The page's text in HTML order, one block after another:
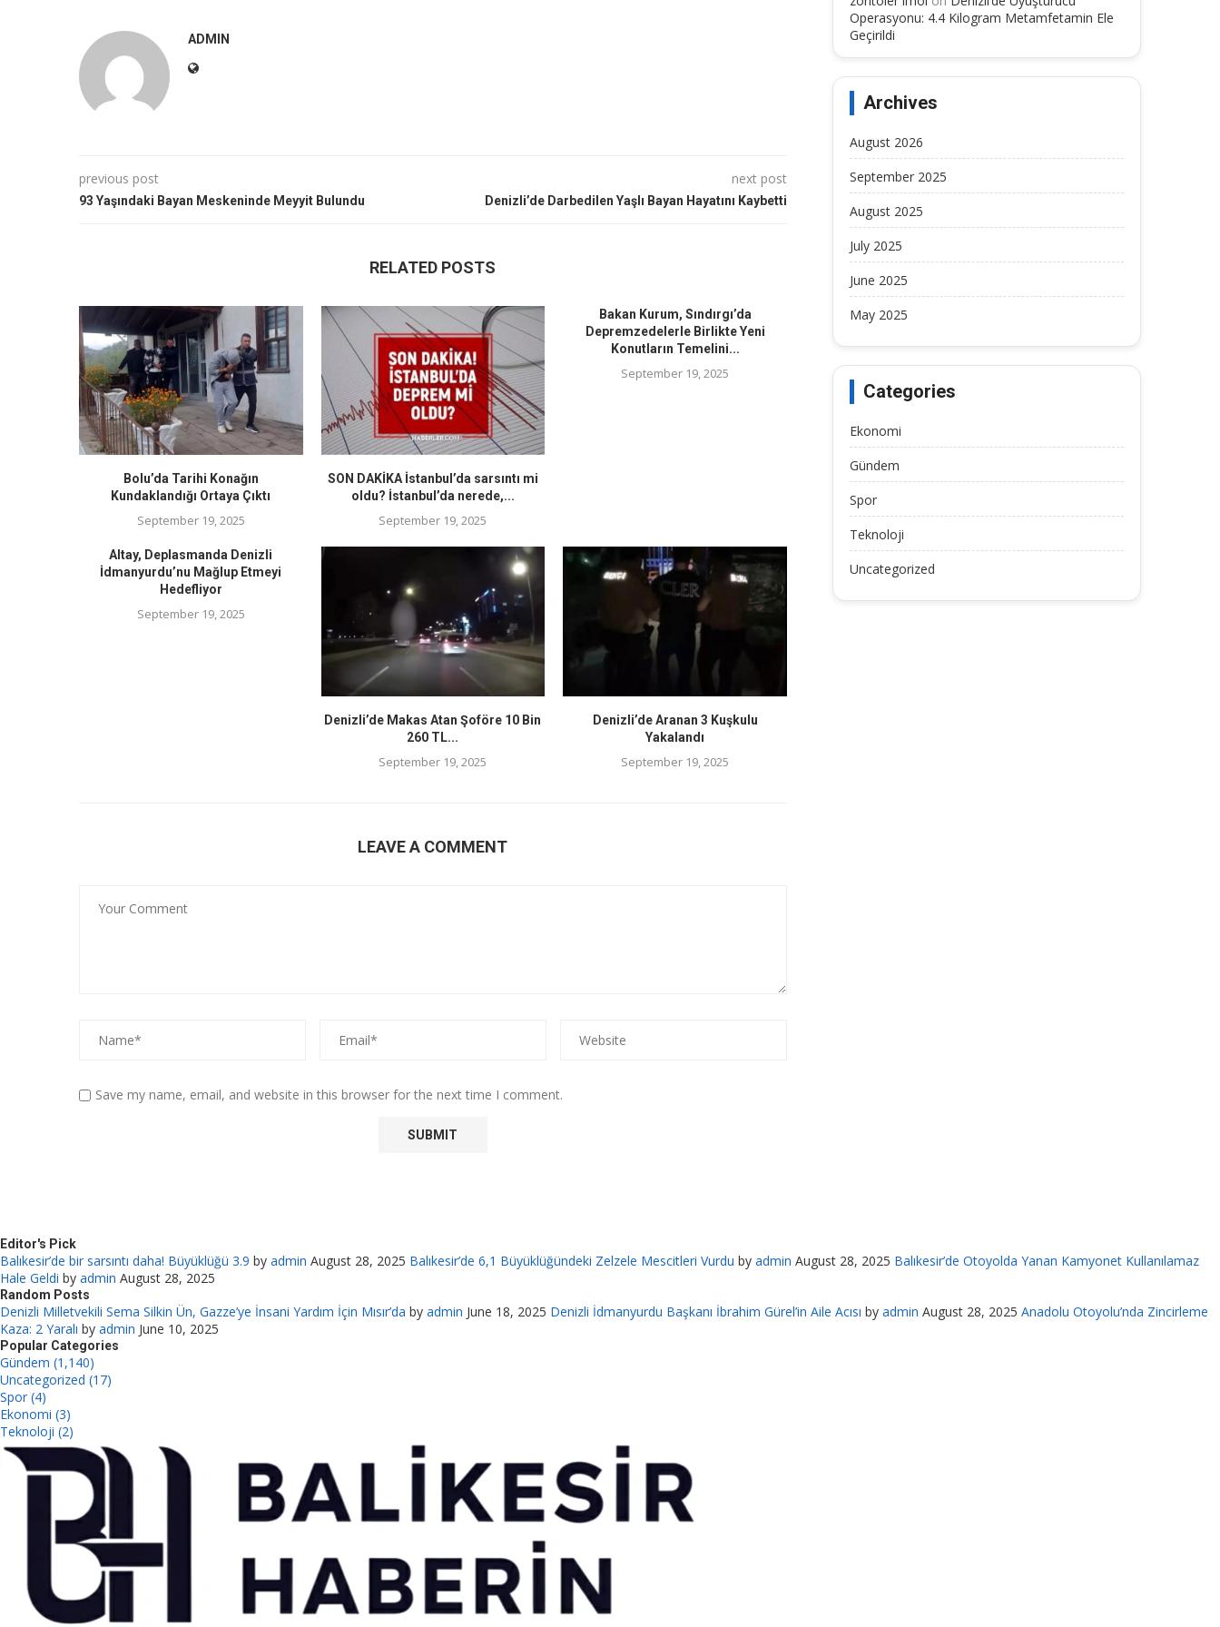
ADMIN
previous post
93 Yaşındaki Bayan Meskeninde Meyyit Bulundu
next post
Denizli’de Darbedilen Yaşlı Bayan Hayatını Kaybetti
RELATED POSTS
Bolu’da Tarihi Konağın
Kundaklandığı Ortaya Çıktı
September 19, 2025
SON DAKİKA İstanbul’da sarsıntı mi
oldu? İstanbul’da nerede,...
September 19, 2025
Bakan Kurum, Sındırgı’da
Depremzedelerle Birlikte Yeni
Konutların Temelini...
September 19, 2025
Altay, Deplasmanda Denizli
İdmanyurdu’nu Mağlup Etmeyi
Hedefliyor
September 19, 2025
Denizli’de Makas Atan Şoföre 10 Bin
260 TL...
September 19, 2025
Denizli’de Aranan 3 Kuşkulu
Yakalandı
September 19, 2025
LEAVE A COMMENT
Save my name, email, and website in this browser for the next time I comment.
Operasyonu: 4.4 Kilogram Metamfetamin Ele
Geçirildi
Archives
August 2026
September 2025
August 2025
July 2025
June 2025
May 2025
Categories
Ekonomi
Gündem
Spor
Teknoloji
Uncategorized
Editor's Pick
Balıkesir’de bir sarsıntı daha! Büyüklüğü 3.9 by admin August 28, 2025 Balıkesir’de 6,1 Büyüklüğündeki Zelzele Mescitleri Vurdu by admin August 28, 2025 Balıkesir’de Otoyolda Yanan Kamyonet Kullanılamaz
Hale Geldi by admin August 28, 2025
Random Posts
Denizli Milletvekili Sema Silkin Ün, Gazze’ye İnsani Yardım İçin Mısır’da by admin June 18, 2025 Denizli İdmanyurdu Başkanı İbrahim Gürel’in Aile Acısı by admin August 28, 2025 Anadolu Otoyolu’nda Zincirleme
Kaza: 2 Yaralı by admin June 10, 2025
Popular Categories
Gündem (1,140)
Uncategorized (17)
Spor (4)
Ekonomi (3)
Teknoloji (2)